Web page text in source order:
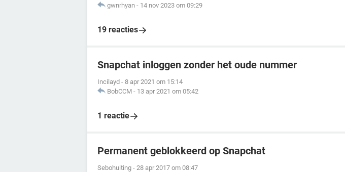
gwnrhyan - 14 nov 2023 om 09:29
19 reacties
Snapchat inloggen zonder het oude nummer
Incilayd - 8 apr 2021 om 15:14
BobCCM - 13 apr 2021 om 05:42
1 reactie
Permanent geblokkeerd op Snapchat
Sebohuiting - 28 apr 2017 om 08:47